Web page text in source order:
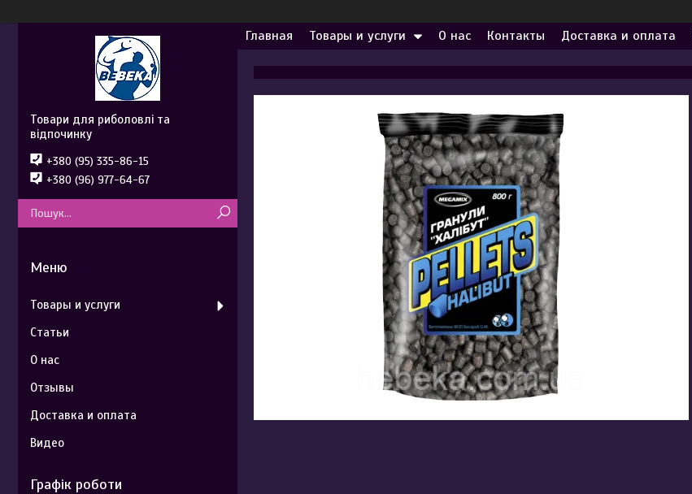
Главная Товары и услуги О нас Контакты Доставка и оплата
Товари для риболовлі та
відпочинку
+380 (95) 335-86-15
+380 (96) 977-64-67
Товары и услуги
Статьи
О нас
Отзывы
Доставка и оплата
Видео
Графік роботи